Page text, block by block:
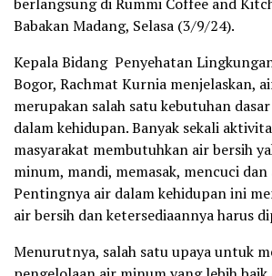
Babakan Madang, Selasa (3/9/24).
Kepala Bidang Penyehatan
Bogor, Rachmat Kurnia menjelaskan,
merupakan salah satu kebutuhan
dalam kehidupan. Banyak sekali
masyarakat membutuhkan air bersih
minum, mandi, memasak, mencuci
Pentingnya air dalam kehidupan ini
air bersih dan ketersediaannya harus
Menurutnya, salah satu upaya untuk